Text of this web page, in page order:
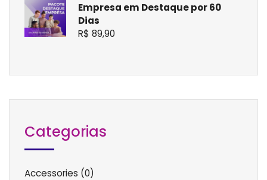
Empresa em Destaque por 60
Dias
R$ 89,90
Categorias
Accessories (0)